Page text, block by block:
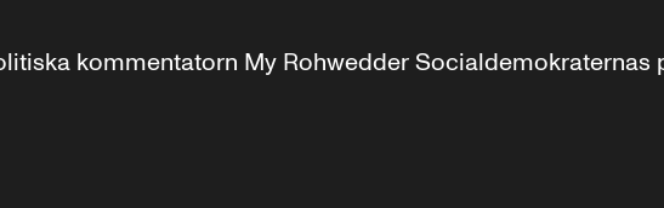
kommentatorn My Rohwedder